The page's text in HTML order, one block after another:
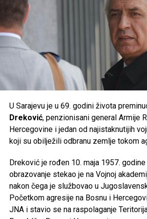
Share
U Sarajevu je u 69. godini života
Dreković, penzionisani general Armije
Hercegovine i jedan od najistaknutijih
koji su obilježili odbranu zemlje tokom
Dreković je rođen 10. maja 1957. godine
obrazovanje stekao je na Vojnoj
nakon čega je službovao u
Početkom agresije na Bosnu i
JNA i stavio se na raspolaganje